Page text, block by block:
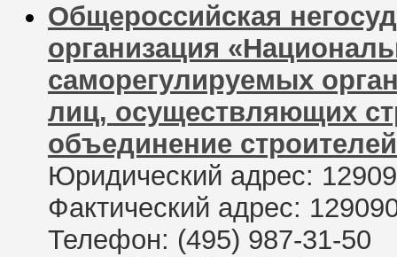
Общероссийская
организация
саморегулируемых
лиц, осуществляющих
объединение
Юридический адрес:
Фактический адрес:
Телефон: (495) 987-31-50